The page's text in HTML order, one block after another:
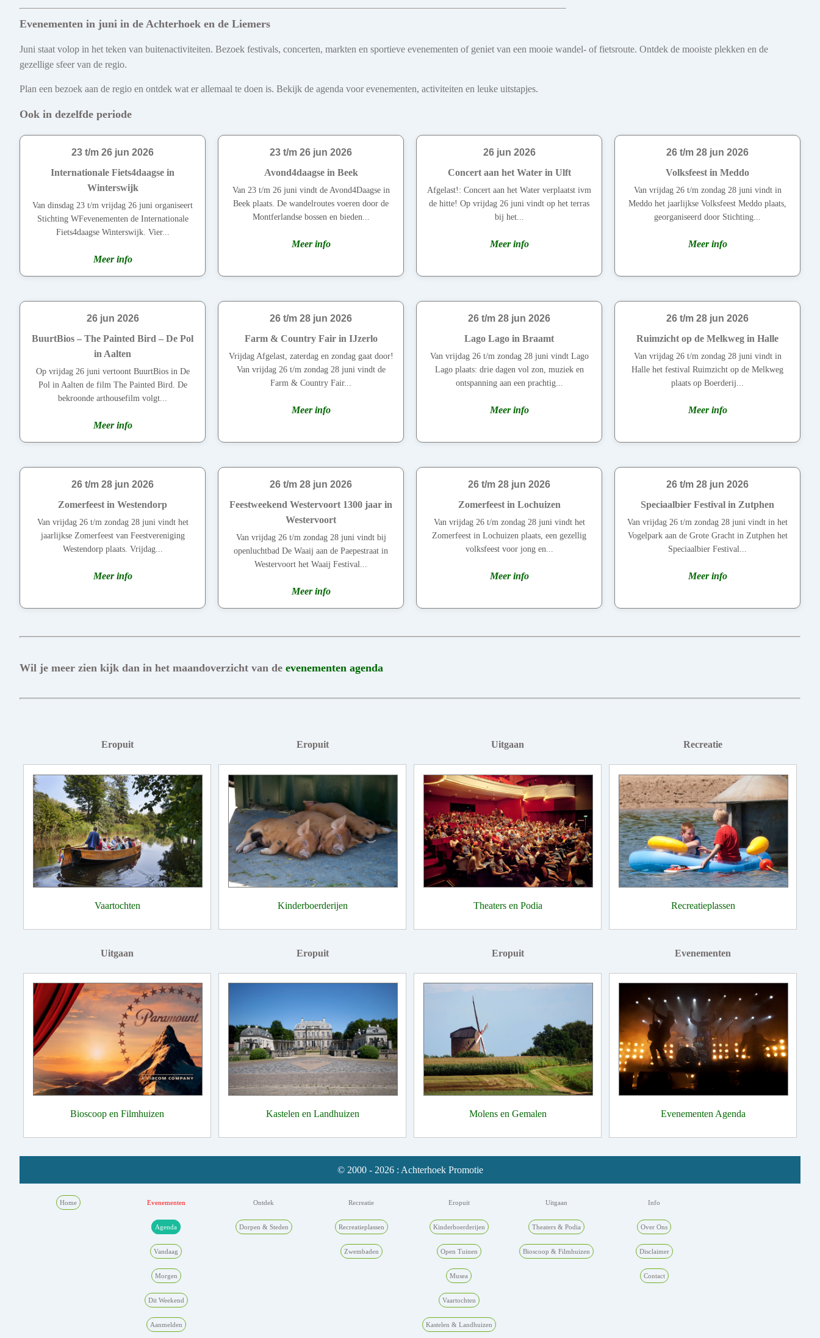
Evenementen in juni in de Achterhoek en de Liemers
Juni staat volop in het teken van buitenactiviteiten. Bezoek festivals, concerten, markten en sportieve evenementen of geniet van een mooie wandel- of fietsroute. Ontdek de mooiste plekken en de
gezellige sfeer van de regio.
Plan een bezoek aan de regio en ontdek wat er allemaal te doen is. Bekijk de agenda voor evenementen, activiteiten en leuke uitstapjes.
Ook in dezelfde periode
23 t/m 26 jun 2026
Internationale Fiets4daagse in
Winterswijk
Van dinsdag 23 t/m vrijdag 26 juni organiseert
Stichting WFevenementen de Internationale
Fiets4daagse Winterswijk. Vier...
Meer info
23 t/m 26 jun 2026
Avond4daagse in Beek
Van 23 t/m 26 juni vindt de Avond4Daagse in
Beek plaats. De wandelroutes voeren door de
Montferlandse bossen en bieden...
Meer info
26 jun 2026
Concert aan het Water in Ulft
Afgelast!: Concert aan het Water verplaatst ivm
de hitte! Op vrijdag 26 juni vindt op het terras
bij het...
Meer info
26 t/m 28 jun 2026
Volksfeest in Meddo
Van vrijdag 26 t/m zondag 28 juni vindt in
Meddo het jaarlijkse Volksfeest Meddo plaats,
georganiseerd door Stichting...
Meer info
26 jun 2026
BuurtBios – The Painted Bird – De Pol
in Aalten
Op vrijdag 26 juni vertoont BuurtBios in De
Pol in Aalten de film The Painted Bird. De
bekroonde arthousefilm volgt...
Meer info
26 t/m 28 jun 2026
Farm & Country Fair in IJzerlo
Vrijdag Afgelast, zaterdag en zondag gaat door!
Van vrijdag 26 t/m zondag 28 juni vindt de
Farm & Country Fair...
Meer info
26 t/m 28 jun 2026
Lago Lago in Braamt
Van vrijdag 26 t/m zondag 28 juni vindt Lago
Lago plaats: drie dagen vol zon, muziek en
ontspanning aan een prachtig...
Meer info
26 t/m 28 jun 2026
Ruimzicht op de Melkweg in Halle
Van vrijdag 26 t/m zondag 28 juni vindt in
Halle het festival Ruimzicht op de Melkweg
plaats op Boerderij...
Meer info
26 t/m 28 jun 2026
Zomerfeest in Westendorp
Van vrijdag 26 t/m zondag 28 juni vindt het
jaarlijkse Zomerfeest van Feestvereniging
Westendorp plaats. Vrijdag...
Meer info
26 t/m 28 jun 2026
Feestweekend Westervoort 1300 jaar in
Westervoort
Van vrijdag 26 t/m zondag 28 juni vindt bij
openluchtbad De Waaij aan de Paepestraat in
Westervoort het Waaij Festival...
Meer info
26 t/m 28 jun 2026
Zomerfeest in Lochuizen
Van vrijdag 26 t/m zondag 28 juni vindt het
Zomerfeest in Lochuizen plaats, een gezellig
volksfeest voor jong en...
Meer info
26 t/m 28 jun 2026
Speciaalbier Festival in Zutphen
Van vrijdag 26 t/m zondag 28 juni vindt in het
Vogelpark aan de Grote Gracht in Zutphen het
Speciaalbier Festival...
Meer info
Wil je meer zien kijk dan in het maandoverzicht van de evenementen agenda
Eropuit
Vaartochten
Eropuit
Kinderboerderijen
Uitgaan
Theaters en Podia
Recreatie
Recreatieplassen
Uitgaan
Bioscoop en Filmhuizen
Eropuit
Kastelen en Landhuizen
Eropuit
Molens en Gemalen
Evenementen
Evenementen Agenda
© 2000 - 2026 : Achterhoek Promotie
Home Evenementen
Agenda
Vandaag
Morgen
Dit Weekend
Aanmelden
Ontdek
Dorpen & Steden
Recreatie
Recreatieplassen
Zwembaden
Eropuit
Kinderboerderijen
Open Tuinen
Musea
Vaartochten
Kastelen & Landhuizen
Uitgaan
Theaters & Podia
Bioscoop & Filmhuizen
Info
Over Ons
Disclaimer
Contact